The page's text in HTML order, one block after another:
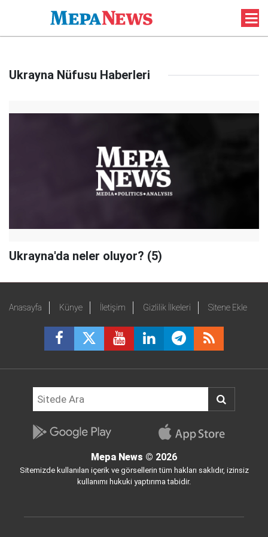
Ukrayna Nüfusu Haberleri
Ukrayna'da neler oluyor? (5)
Anasayfa Künye İletişim Gizlilik İlkeleri Sitene Ekle
Mepa News © 2026
Sitemizde kullanılan içerik ve görsellerin tüm hakları saklıdır, izinsiz
kullanımı hukuki yaptırıma tabidir.